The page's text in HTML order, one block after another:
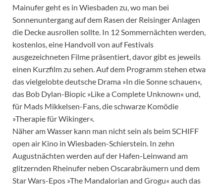
Mainufer geht es in Wiesbaden zu, wo man bei
Sonnenuntergang auf dem Rasen der Reisinger Anlagen
die Decke ausrollen sollte. In 12 Sommernächten werden,
kostenlos, eine Handvoll von auf Festivals
ausgezeichneten Filme präsentiert, davor gibt es jeweils
einen Kurzfilm zu sehen. Auf dem Programm stehen etwa
das vielgelobte deutsche Drama »In die Sonne schauen«,
das Bob Dylan-Biopic »Like a Complete Unknown« und,
für Mads Mikkelsen-Fans, die schwarze Komödie
»Therapie für Wikinger«.
Näher am Wasser kann man nicht sein als beim SCHIFF
open air Kino in Wiesbaden-Schierstein. In zehn
Augustnächten werden auf der Hafen-Leinwand am
glitzernden Rheinufer neben Oscarabräumern und dem
Star Wars-Epos »The Mandalorian and Grogu« auch das